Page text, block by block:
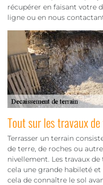
récupérer en faisant votre
ligne ou en nous
Tout sur les travaux
Terrasser un terrain
de terre, de roches ou
nivellement. Les travaux
cela une grande habileté et
cela de connaître le sol